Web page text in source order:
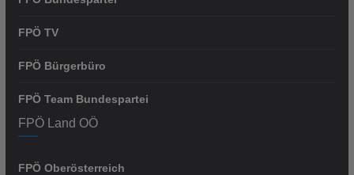
FPÖ TV
FPÖ Bürgerbüro
FPÖ Team Bundespartei
FPÖ Land OÖ
FPÖ Oberösterreich